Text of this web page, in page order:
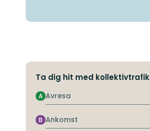
Ta dig hit med kollektivtrafik
Avresa
A
Ankomst
B